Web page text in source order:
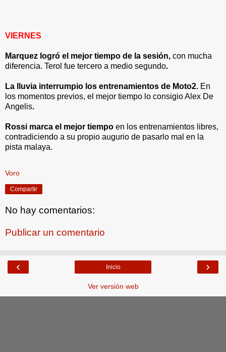
VIERNES
Marquez logró el mejor tiempo de la sesión, con mucha
diferencia. Terol fue tercero a medio segundo.
La lluvia interrumpio los entrenamientos de Moto2. En
los momentos previos, el mejor tiempo lo consigio Alex De
Angelis.
Rossi marca el mejor tiempo en los entrenamientos libres,
contradiciendo a su propio augurio de pasarlo mal en la
pista malaya.
Voro
Compartir
No hay comentarios:
Publicar un comentario
‹ ›
Inicio
Ver versión web